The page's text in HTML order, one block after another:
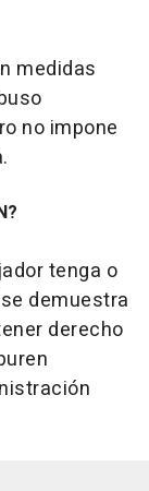
medidas
no impone
tenga o
demuestra
derecho